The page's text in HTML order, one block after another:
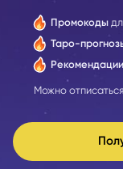
Промокоды
Таро-
Можно